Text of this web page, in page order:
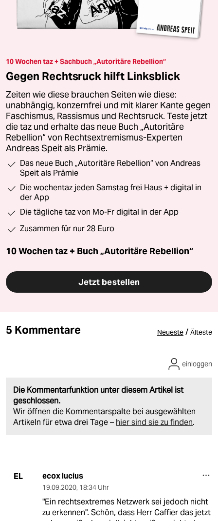
10 Wochen taz + Sachbuch „Autoritäre Rebellion“
Gegen Rechtsruck hilft Linksblick
Zeiten wie diese brauchen Seiten wie diese:
unabhängig, konzernfrei und mit klarer Kante gegen
Faschismus, Rassismus und Rechtsruck. Teste jetzt
die taz und erhalte das neue Buch „Autoritäre
Rebellion“ von Rechtsextremismus-Experten
Andreas Speit als Prämie.
Das neue Buch „Autoritäre Rebellion“ von Andreas
Speit als Prämie
Die wochentaz jeden Samstag frei Haus + digital in
der App
Die tägliche taz von Mo-Fr digital in der App
Zusammen für nur 28 Euro
10 Wochen taz + Buch „Autoritäre Rebellion“
Jetzt bestellen
5 Kommentare Neueste / Älteste
Die Kommentarfunktion unter diesem Artikel ist
geschlossen.
Wir öffnen die Kommentarspalte bei ausgewählten
Artikeln für etwa drei Tage – hier sind sie zu finden.
einloggen
EL ecox lucius
19.09.2020, 18:34 Uhr
"Ein rechtsextremes Netzwerk sei jedoch nicht
zu erkennen". Schön, dass Herr Caffier das jetzt